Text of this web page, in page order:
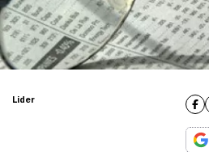
Lider